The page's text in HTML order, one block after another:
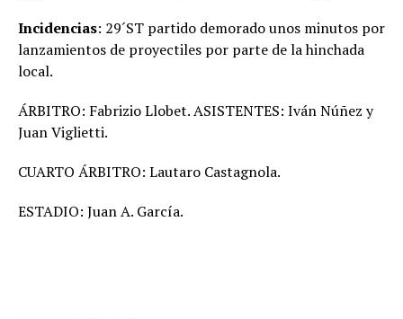
Incidencias: 29´ST partido demorado unos minutos por
lanzamientos de proyectiles por parte de la hinchada
local.
ÁRBITRO: Fabrizio Llobet. ASISTENTES: Iván Núñez y
Juan Viglietti.
CUARTO ÁRBITRO: Lautaro Castagnola.
ESTADIO: Juan A. García.